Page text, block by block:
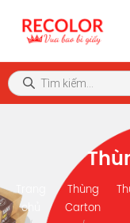
Trang
chủ
Thùng
Carton